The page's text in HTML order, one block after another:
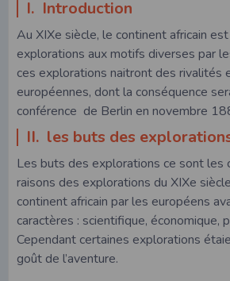
I. Introduction
Au XIXe siècle, le continent africain
explorations aux motifs diverses par
ces explorations naitront des rivalités
européennes, dont la conséquence
conférence de Berlin en novembre
II. les buts des
Les buts des explorations ce sont les
raisons des explorations du XIXe
continent africain par les européens
caractères : scientifique, économique,
Cependant certaines explorations
goût de l’aventure.